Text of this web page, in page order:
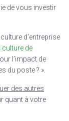
de vous investir
d’entreprise
culture de
l’impact de
du poste ? ».
des autres
quant à votre